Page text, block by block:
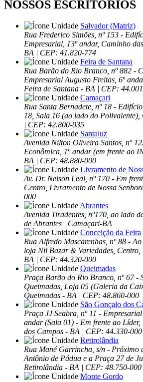
NOSSOS ESCRITÓRIOS
Salvador (Matriz)
Rua Frederico Simões, nº 153 -
Empresarial, 13º andar, Caminho
BA | CEP: 41.820-774
Feira de Santana
Rua Barão do Rio Branco, nº 882 -
Empresarial Augusto Freitas, 6º
Feira de Santana - BA | CEP:
Camaçari
Rua Santa Bernadete, nº 18 -
18, Sala 16 (ao lado do
| CEP: 42.800-035
Santaluz
Avenida Nilton Oliveira Santos, nº
Econômica, 1º andar (em frente ao
BA | CEP: 48.880-000
Livramento de
Av. Dr. Nelson Leal, nº 170 - Em
Centro, Livramento de Nossa
000
Abrantes
Avenida Tiradentes, nº170, ao lado
de Abrantes | Camaçari-BA
Conceição da Feira
Rua Alfredo Mascarenhas, nº 88 -
loja Nil Bazar & Variedades,
BA | CEP: 44.320-000
Queimadas
Praça Barão do Rio Branco, nº 67 -
Queimadas, Loja 05 (Galeria da
Queimadas - BA | CEP: 48.860-000
São Gonçalo dos
Praça JJ Seabra, nº 11 -
andar (Sala 01) - Em frente ao
dos Campos - BA | CEP: 44.330-000
Retirolândia
Rua Mané Garrincha, s/n - Próximo
Antônio de Pádua e a Praça 27 de
Retirolândia - BA | CEP: 48.750-000
Monte Gordo